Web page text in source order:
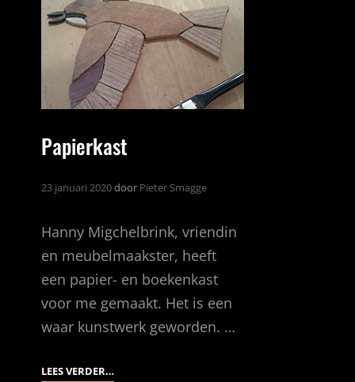
Papierkast
23 januari 2020door Pieter Smagge
Hanny Migchelbrink, vriendin
en meubelmaakster, heeft
een papier- en boekenkast
voor me gemaakt. Het is een
waar kunstwerk geworden. …
LEES VERDER…PAPIERKAST